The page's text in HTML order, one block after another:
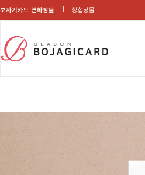
보자기카드 연하장몰 청첩장몰